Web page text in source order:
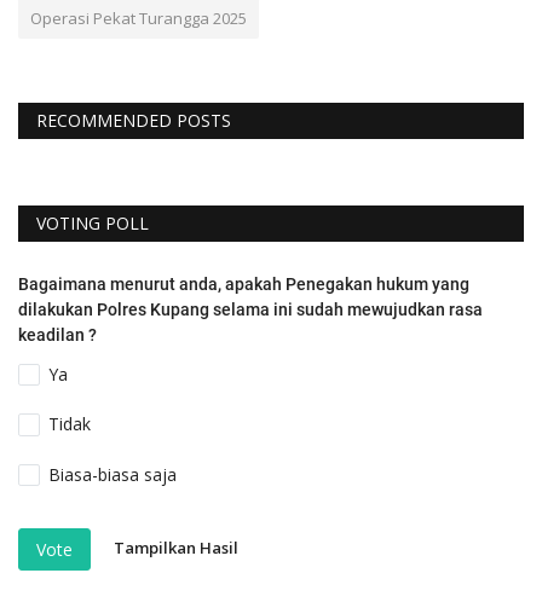
Operasi Pekat Turangga 2025
RECOMMENDED POSTS
VOTING POLL
Bagaimana menurut anda, apakah Penegakan hukum yang
dilakukan Polres Kupang selama ini sudah mewujudkan rasa
keadilan ?
Ya
Tidak
Biasa-biasa saja
Vote Tampilkan Hasil